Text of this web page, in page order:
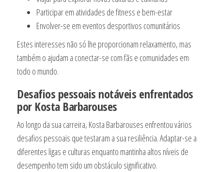
Participar em atividades de fitness e bem-estar
Envolver-se em eventos desportivos comunitários
Estes interesses não só lhe proporcionam relaxamento, mas
também o ajudam a conectar-se com fãs e comunidades em
todo o mundo.
Desafios pessoais notáveis enfrentados
por Kosta Barbarouses
Ao longo da sua carreira, Kosta Barbarouses enfrentou vários
desafios pessoais que testaram a sua resiliência. Adaptar-se a
diferentes ligas e culturas enquanto mantinha altos níveis de
desempenho tem sido um obstáculo significativo.